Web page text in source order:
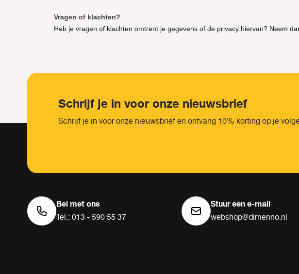
Vragen of klachten?
Heb je vragen of klachten omtrent je gegevens of de privacy hiervan? Neem
Schrijf je in voor onze nieuwsbrief
Schrijf je in voor onze nieuwsbrief en ontvang 10% korting op je
Bel met ons
Tel.: 013 - 590 55 37
Stuur een e-mail
webshop@dimenno.nl